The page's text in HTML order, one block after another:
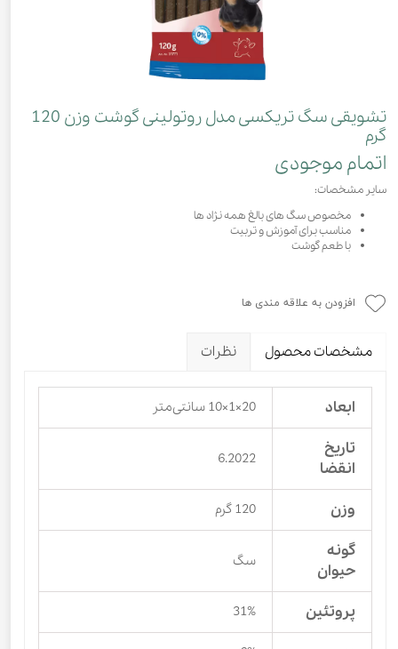
تشویقی سگ تریکسی مدل روتولینی گوشت وزن 120
گرم
اتمام موجودی
سایر مشخصات:
مخصوص سگ های بالغ همه نژاد ها
مناسب برای آموزش و تربیت
با طعم گوشت
افزودن به علاقه مندی ها
مشخصات محصول نظرات
ابعاد 20×1×10 سانتی‌متر
تاریخ
انقضا
6.2022
وزن 120 گرم
گونه
حیوان
سگ
پروتئین 31%